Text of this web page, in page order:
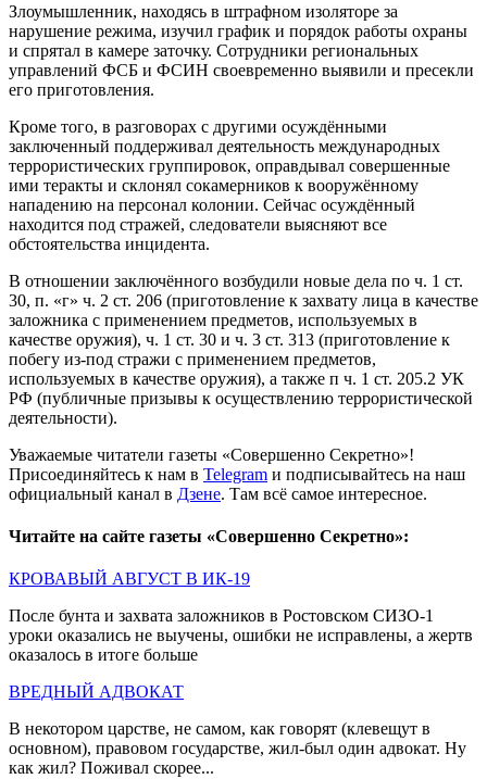
Злоумышленник, находясь в штрафном изоляторе за
нарушение режима, изучил график и порядок работы охраны
и спрятал в камере заточку. Сотрудники региональных
управлений ФСБ и ФСИН своевременно выявили и пресекли
его приготовления.
Кроме того, в разговорах с другими осуждёнными
заключенный поддерживал деятельность международных
террористических группировок, оправдывал совершенные
ими теракты и склонял сокамерников к вооружённому
нападению на персонал колонии. Сейчас осуждённый
находится под стражей, следователи выясняют все
обстоятельства инцидента.
В отношении заключённого возбудили новые дела по ч. 1 ст.
30, п. «г» ч. 2 ст. 206 (приготовление к захвату лица в качестве
заложника с применением предметов, используемых в
качестве оружия), ч. 1 ст. 30 и ч. 3 ст. 313 (приготовление к
побегу из-под стражи с применением предметов,
используемых в качестве оружия), а также п ч. 1 ст. 205.2 УК
РФ (публичные призывы к осуществлению террористической
деятельности).
Уважаемые читатели газеты «Совершенно Секретно»!
Присоединяйтесь к нам в Telegram и подписывайтесь на наш
официальный канал в Дзене. Там всё самое интересное.
Читайте на сайте газеты «Совершенно Секретно»:
КРОВАВЫЙ АВГУСТ В ИК-19
После бунта и захвата заложников в Ростовском СИЗО-1
уроки оказались не выучены, ошибки не исправлены, а жертв
оказалось в итоге больше
ВРЕДНЫЙ АДВОКАТ
В некотором царстве, не самом, как говорят (клевещут в
основном), правовом государстве, жил-был один адвокат. Ну
как жил? Поживал скорее...